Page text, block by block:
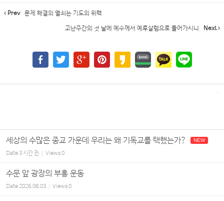
Prev 문제 해결의 열쇠는 기도의 위력
고난주간의 첫 날에 예수께서 예루살렘으로 들어가시니 Next
세상의 수많은 종교 가운데 우리는 왜 기독교를 택했는가? NEW
Date3 시간 전 Views0
수문 앞 광장의 부흥 운동
Date2026.08.03 Views0